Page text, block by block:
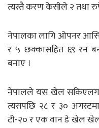
त्यस्तै करण केसीले २ तथा
नेपालका लागि ओपनर
र ५ छक्कासहित ६९ रन
बनाए ।
नेपालले यस खेल
त्यसपछि २८ र ३०
टी-२० र एक वान डे खेल